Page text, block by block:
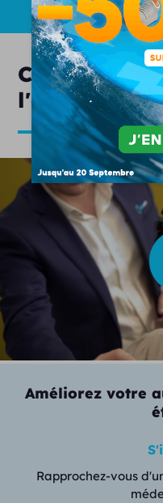
Comment se
Améliorez votre
Rapprochez-vous